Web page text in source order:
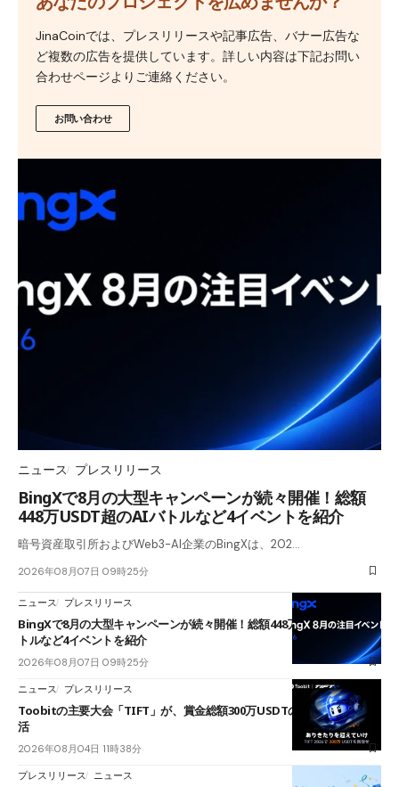
JinaCoinでは、プレスリリースや記事広告、バナー広告な
ど複数の広告を提供しています。詳しい内容は下記お問い
合わせページよりご連絡ください。
お問い合わせ
ニュース プレスリリース
BingXで8月の大型キャンペーンが続々開催！総額
448万USDT超のAIバトルなど4イベントを紹介
暗号資産取引所およびWeb3-AI企業のBingXは、202…
2026年08月07日 09時25分
ニュース プレスリリース
BingXで8月の大型キャンペーンが続々開催！総額448万USDT超のAIバ
トルなど4イベントを紹介
2026年08月07日 09時25分
ニュース プレスリリース
Toobitの主要大会「TIFT」が、賞金総額300万USDTのレースとして復
活
2026年08月04日 11時38分
プレスリリース ニュース